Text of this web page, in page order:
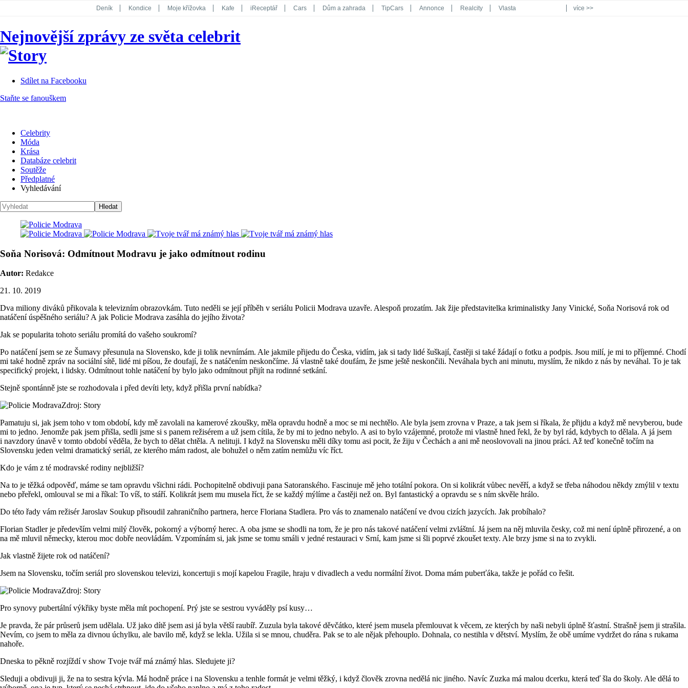
Deník Kondice Moje křížovka Kafe iReceptář Cars Dům a zahrada TipCars Annonce Realcity Vlasta
Koktejl
více >>
Nejnovější zprávy ze světa celebrit
Sdílet na Facebooku
Staňte se fanouškem
Celebrity
Móda
Krása
Databáze celebrit
Soutěže
Předplatné
Vyhledávání
Soňa Norisová: Odmítnout Modravu je jako odmítnout rodinu
Autor: Redakce
21. 10. 2019
Dva miliony diváků přikovala k televizním obrazovkám. Tuto neděli se její příběh v seriálu Policii Modrava uzavře. Alespoň prozatím. Jak žije představitelka kriminalistky Jany Vinické, Soňa Norisová rok od
natáčení úspěšného seriálu? A jak Policie Modrava zasáhla do jejího života?
Jak se popularita tohoto seriálu promítá do vašeho soukromí?
Po natáčení jsem se ze Šumavy přesunula na Slovensko, kde ji tolik nevnímám. Ale jakmile přijedu do Česka, vidím, jak si tady lidé šuškají, častěji si také žádají o fotku a podpis. Jsou milí, je mi to příjemné. Chodí
mi také hodně zpráv na sociální sítě, lidé mi píšou, že doufají, že s natáčením neskončíme. Já vlastně také doufám, že jsme ještě neskončili. Neváhala bych ani minutu, myslím, že nikdo z nás by neváhal. To je tak
specifický projekt, i lidsky. Odmítnout tohle natáčení by bylo jako odmítnout přijít na rodinné setkání.
Stejně spontánně jste se rozhodovala i před devíti lety, když přišla první nabídka?
Zdroj: Story
Pamatuju si, jak jsem toho v tom období, kdy mě zavolali na kamerové zkoušky, měla opravdu hodně a moc se mi nechtělo. Ale byla jsem zrovna v Praze, a tak jsem si říkala, že přijdu a když mě nevyberou, bude
mi to jedno. Jenomže pak jsem přišla, sedli jsme si s panem režisérem a už jsem cítila, že by mi to jedno nebylo. A asi to bylo vzájemné, protože mi vlastně hned řekl, že by byl rád, kdybych to dělala. A já jsem
i navzdory únavě v tomto období věděla, že bych to dělat chtěla. A nelituji. I když na Slovensku měli díky tomu asi pocit, že žiju v Čechách a ani mě neoslovovali na jinou práci. Až teď konečně točím na
Slovensku jeden velmi dramatický seriál, ze kterého mám radost, ale bohužel o něm zatím nemůžu víc říct.
Kdo je vám z té modravské rodiny nejbližší?
Na to je těžká odpověď, máme se tam opravdu všichni rádi. Pochopitelně obdivuji pana Satoranského. Fascinuje mě jeho totální pokora. On si kolikrát vůbec nevěří, a když se třeba náhodou někdy zmýlil v textu
nebo přeřekl, omlouval se mi a říkal: To víš, to stáří. Kolikrát jsem mu musela říct, že se každý mýlíme a častěji než on. Byl fantastický a opravdu se s ním skvěle hrálo.
Do této řady vám režisér Jaroslav Soukup přisoudil zahraničního partnera, herce Floriana Stadlera. Pro vás to znamenalo natáčení ve dvou cizích jazycích. Jak probíhalo?
Florian Stadler je především velmi milý člověk, pokorný a výborný herec. A oba jsme se shodli na tom, že je pro nás takové natáčení velmi zvláštní. Já jsem na něj mluvila česky, což mi není úplně přirozené, a on
na mě mluvil německy, kterou moc dobře neovládám. Vzpomínám si, jak jsme se tomu smáli v jedné restauraci v Srní, kam jsme si šli poprvé zkoušet texty. Ale brzy jsme si na to zvykli.
Jak vlastně žijete rok od natáčení?
Jsem na Slovensku, točím seriál pro slovenskou televizi, koncertuji s mojí kapelou Fragile, hraju v divadlech a vedu normální život. Doma mám puberťáka, takže je pořád co řešit.
Zdroj: Story
Pro synovy pubertální výkřiky byste měla mít pochopení. Prý jste se sestrou vyváděly psí kusy…
Je pravda, že pár průserů jsem udělala. Už jako dítě jsem asi já byla větší raubíř. Zuzula byla takové děvčátko, které jsem musela přemlouvat k věcem, ze kterých by naši nebyli úplně šťastní. Strašně jsem ji strašila.
Nevím, co jsem to měla za divnou úchylku, ale bavilo mě, když se lekla. Užila si se mnou, chuděra. Pak se to ale nějak přehouplo. Dohnala, co nestihla v dětství. Myslím, že obě umíme vydržet do rána s rukama
nahoře.
Dneska to pěkně rozjíždí v show Tvoje tvář má známý hlas. Sledujete ji?
Sleduji a obdivuji ji, že na to sestra kývla. Má hodně práce i na Slovensku a tenhle formát je velmi těžký, i když člověk zrovna nedělá nic jiného. Navíc Zuzka má malou dcerku, která teď šla do školy. Ale dělá to